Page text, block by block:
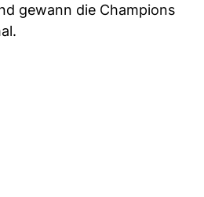
gewann die Champions